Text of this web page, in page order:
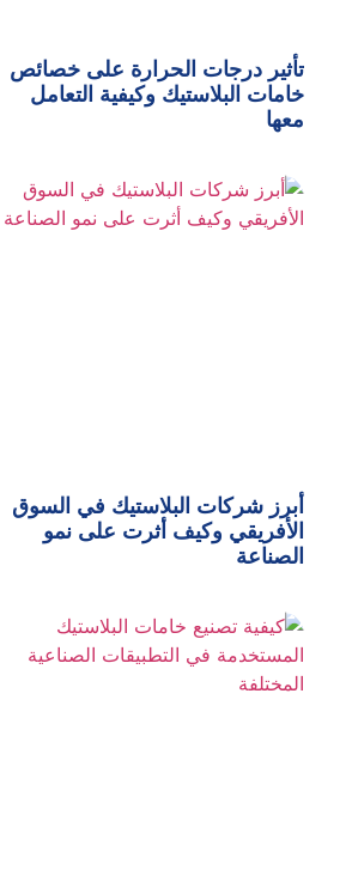
تأثير درجات الحرارة على خصائص
خامات البلاستيك وكيفية التعامل
معها
أبرز شركات البلاستيك في السوق
الأفريقي وكيف أثرت على نمو
الصناعة